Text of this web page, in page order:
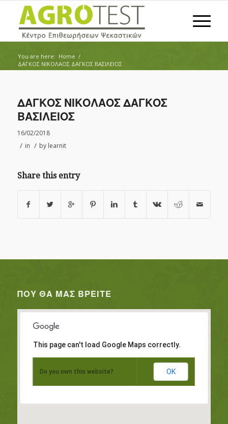
You are here: Home /
ΔΑΓΚΟΣ ΝΙΚΟΛΑΟΣ ΔΑΓΚΟΣ ΒΑΣΙΛΕΙΟΣ
ΔΑΓΚΟΣ ΝΙΚΟΛΑΟΣ ΔΑΓΚΟΣ
ΒΑΣΙΛΕΙΟΣ
16/02/2018
/ in / by learnit
Share this entry
ΠΟΥ ΘΑ ΜΑΣ ΒΡΕΊΤΕ
This page can't load Google Maps correctly.
Do you own this website? OK